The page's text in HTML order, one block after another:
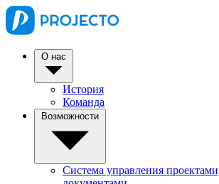
О нас
История
Команда
Возможности
Система управления